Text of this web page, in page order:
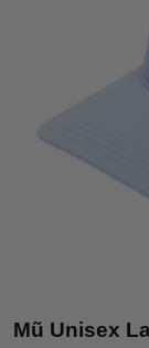
Mũ Unisex